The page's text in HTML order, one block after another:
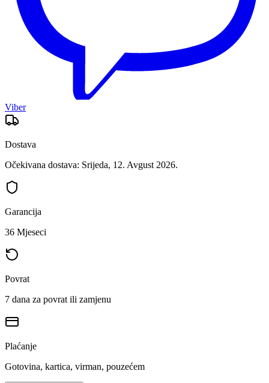
Viber
Dostava
Očekivana dostava: Srijeda, 12. Avgust 2026.
Garancija
36 Mjeseci
Povrat
7 dana za povrat ili zamjenu
Plaćanje
Gotovina, kartica, virman, pouzećem